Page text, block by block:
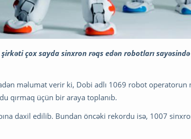
çox sayda sinxron rəqs edən robotları
məlumat verir ki, Dobi adlı 1069 robot operatorun
qırmaq üçün bir araya toplanıb.
daxil edilib. Bundan öncəki rekordu isə, 1007